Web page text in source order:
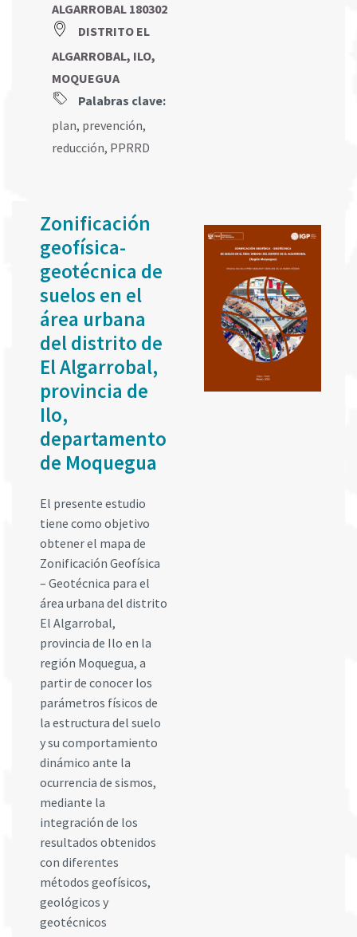
ALGARROBAL 180302
DISTRITO EL
ALGARROBAL, ILO,
MOQUEGUA
Palabras clave:
plan, prevención,
reducción, PPRRD
Zonificación
geofísica-
geotécnica de
suelos en el
área urbana
del distrito de
El Algarrobal,
provincia de
Ilo,
departamento
de Moquegua
El presente estudio
tiene como objetivo
obtener el mapa de
Zonificación Geofísica
– Geotécnica para el
área urbana del distrito
El Algarrobal,
provincia de Ilo en la
región Moquegua, a
partir de conocer los
parámetros físicos de
la estructura del suelo
y su comportamiento
dinámico ante la
ocurrencia de sismos,
mediante la
integración de los
resultados obtenidos
con diferentes
métodos geofísicos,
geológicos y
geotécnicos